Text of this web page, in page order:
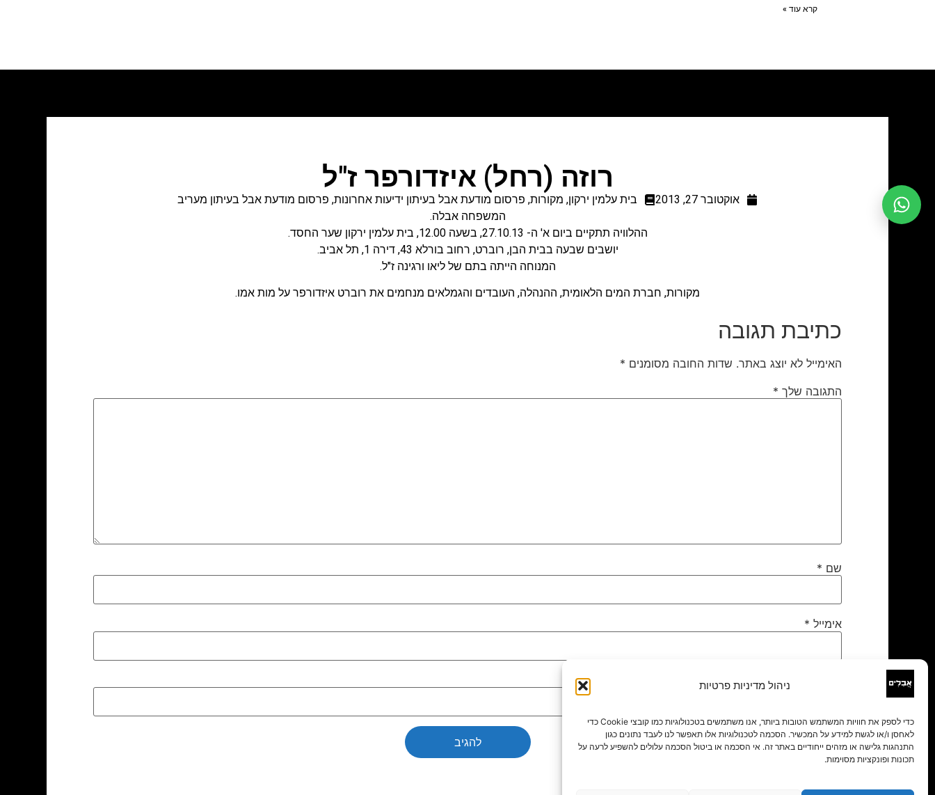
ניהול מדיניות פרטיות
כדי לספק את חוויות המשתמש הטובות ביותר, אנו משתמשים בטכנולוגיות כמו קובצי Cookie כדי
לאחסן ו/או לגשת למידע על המכשיר. הסכמה לטכנולוגיות אלו תאפשר לנו לעבד נתונים כגון
התנהגות גלישה או מזהים ייחודיים באתר זה. אי הסכמה או ביטול הסכמה עלולים להשפיע לרעה על
תכונות ופונקציות מסוימות.
קרא עוד »
רוזה (רחל) איזדורפר ז"ל
אוקטובר 27, 2013 בית עלמין ירקון, מקורות, פרסום מודעת אבל בעיתון ידיעות אחרונות, פרסום מודעת אבל בעיתון מעריב
המשפחה אבלה.
ההלוויה תתקיים ביום א' ה- 27.10.13, בשעה 12.00, בית עלמין ירקון שער החסד.
יושבים שבעה בבית הבן, רוברט, רחוב בורלא 43, דירה 1, תל אביב.
המנוחה הייתה בתם של ליאו ורגינה ז"ל.
מקורות, חברת המים הלאומית, ההנהלה, העובדים והגמלאים מנחמים את רוברט איזדורפר על מות אמו.
כתיבת תגובה
האימייל לא יוצג באתר. שדות החובה מסומנים *
התגובה שלך *
שם *
אימייל *